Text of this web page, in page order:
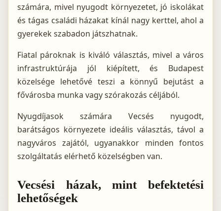
számára, mivel nyugodt környezetet, jó iskolákat
és tágas családi házakat kínál nagy kerttel, ahol a
gyerekek szabadon játszhatnak.
Fiatal pároknak is kiváló választás, mivel a város
infrastruktúrája jól kiépített, és Budapest
közelsége lehetővé teszi a könnyű bejutást a
fővárosba munka vagy szórakozás céljából.
Nyugdíjasok számára Vecsés nyugodt,
barátságos környezete ideális választás, távol a
nagyváros zajától, ugyanakkor minden fontos
szolgáltatás elérhető közelségben van.
Vecsési házak, mint befektetési
lehetőségek